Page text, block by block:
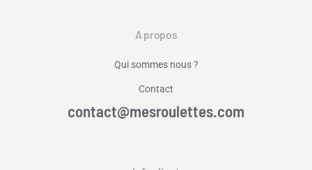
A propos
Qui sommes nous ?
Contact
contact@mesroulettes.com